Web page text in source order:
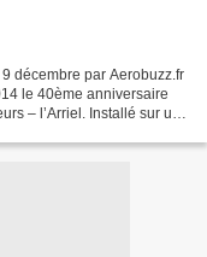
décembre par Aerobuzz.fr
le 40ème anniversaire
– l’Arriel. Installé sur un